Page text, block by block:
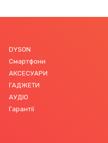
DYSON
Смартфони
АКСЕСУАРИ
ГАДЖЕТИ
АУДІО
Гарантії